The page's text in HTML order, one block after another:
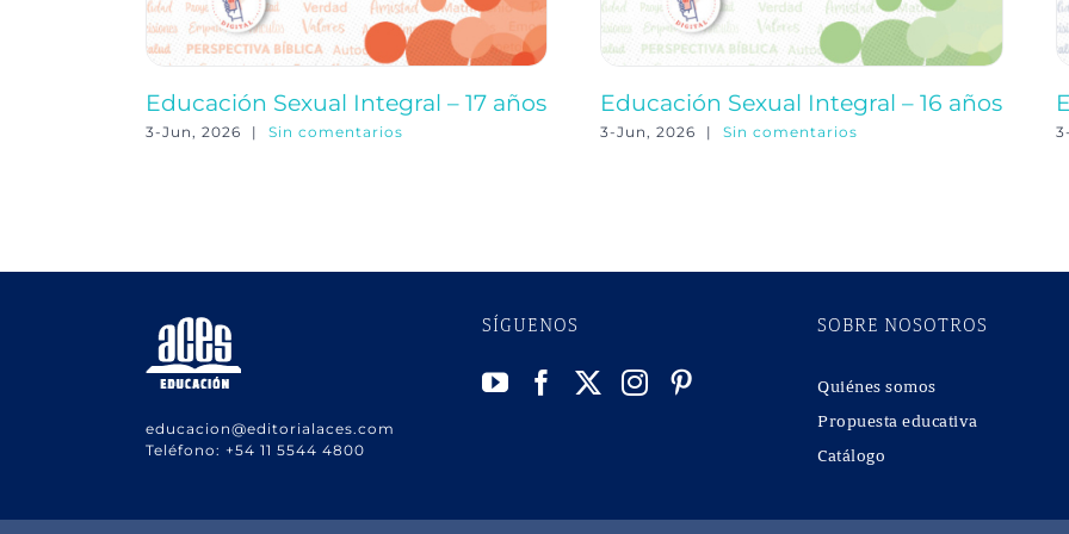
Educación Sexual Integral – 17 años
3-Jun, 2026 | Sin comentarios
Educación Sexual Integral – 16 años
3-Jun, 2026 | Sin comentarios
educacion@editorialaces.com
Teléfono: +54 11 5544 4800
SÍGUENOS SOBRE NOSOTROS
Quiénes somos
Propuesta educativa
Catálogo